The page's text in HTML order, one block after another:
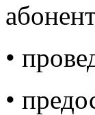
•
•